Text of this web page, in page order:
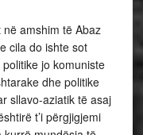
amshim të Abaz
cila do ishte sot
jo komuniste
dhe politike
sllavo-aziatik të asaj
t’i përgjigjemi